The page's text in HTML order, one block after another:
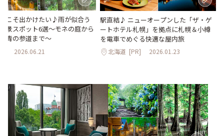
こそ出かけたい♪雨が似合う
景スポット6選～モネの庭から
青の参道まで～
2026.06.21
駅直結♪ ニューオープンした「ザ・ゲ
ートホテル札幌」を拠点に札幌＆小樽
を電車でめぐる快適な屋内旅
北海道 [PR] 2026.01.23